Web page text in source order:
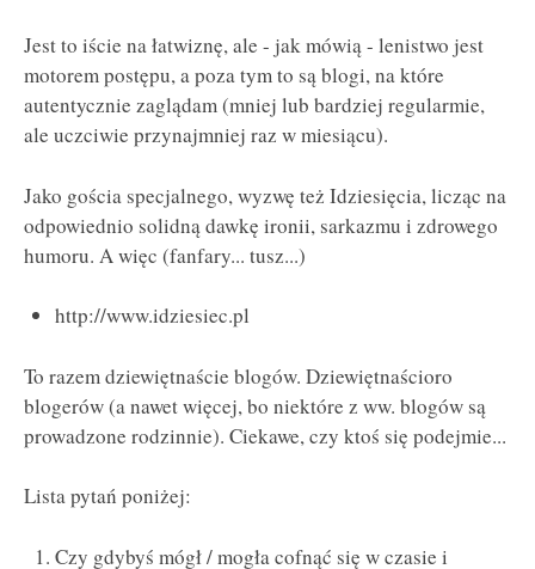
Jest to iście na łatwiznę, ale - jak mówią - lenistwo jest
motorem postępu, a poza tym to są blogi, na które
autentycznie zaglądam (mniej lub bardziej regularmie,
ale uczciwie przynajmniej raz w miesiącu).
Jako gościa specjalnego, wyzwę też Idziesięcia, licząc na
odpowiednio solidną dawkę ironii, sarkazmu i zdrowego
humoru. A więc (fanfary... tusz...)
http://www.idziesiec.pl
To razem dziewiętnaście blogów. Dziewiętnaścioro
blogerów (a nawet więcej, bo niektóre z ww. blogów są
prowadzone rodzinnie). Ciekawe, czy ktoś się podejmie...
Lista pytań poniżej:
Czy gdybyś mógł / mogła cofnąć się w czasie i